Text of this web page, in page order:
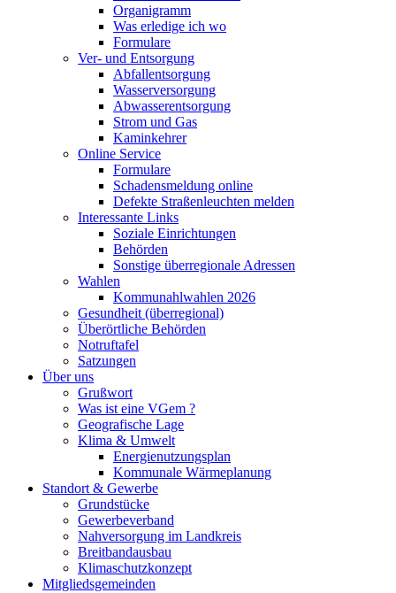
Organigramm
Was erledige ich wo
Formulare
Ver- und Entsorgung
Abfallentsorgung
Wasserversorgung
Abwasserentsorgung
Strom und Gas
Kaminkehrer
Online Service
Formulare
Schadensmeldung online
Defekte Straßenleuchten melden
Interessante Links
Soziale Einrichtungen
Behörden
Sonstige überregionale Adressen
Wahlen
Kommunahlwahlen 2026
Gesundheit (überregional)
Überörtliche Behörden
Notruftafel
Satzungen
Über uns
Grußwort
Was ist eine VGem ?
Geografische Lage
Klima & Umwelt
Energienutzungsplan
Kommunale Wärmeplanung
Standort & Gewerbe
Grundstücke
Gewerbeverband
Nahversorgung im Landkreis
Breitbandausbau
Klimaschutzkonzept
Mitgliedsgemeinden